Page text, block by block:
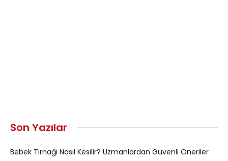
Son Yazılar
Bebek Tırnağı Nasıl Kesilir? Uzmanlardan Güvenli Öneriler